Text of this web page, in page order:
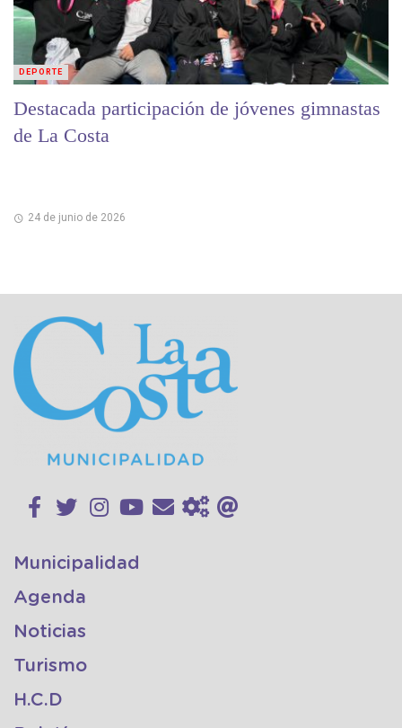
Destacada participación de jóvenes gimnastas
de La Costa
24 de junio de 2026
DEPORTE
Municipalidad
Agenda
Noticias
Turismo
H.C.D